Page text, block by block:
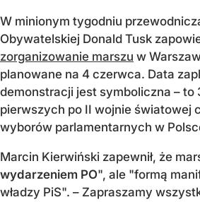
W minionym tygodniu
Obywatelskiej Donald Tusk
zorganizowanie marszu w
planowane na 4 czerwca. Data
demonstracji jest symboliczna – to
pierwszych po II wojnie światowej
wyborów parlamentarnych w
Marcin Kierwiński zapewnił, że
wydarzeniem PO", ale "formą
władzy PiS". – Zapraszamy